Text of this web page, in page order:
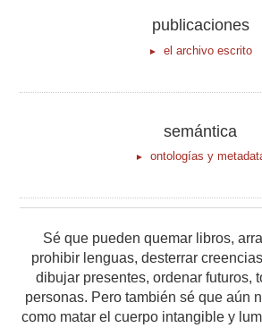
publicaciones
el archivo escrito
semántica
ontologías y
Sé que pueden quemar libros,
prohibir lenguas, desterrar
dibujar presentes, ordenar futuros,
personas. Pero también sé que aún
como matar el cuerpo intangible y